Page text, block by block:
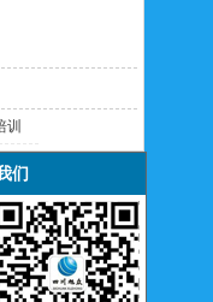
训
们